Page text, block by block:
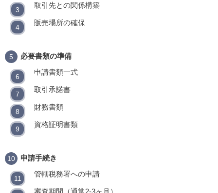
取引先との関係構築
販売場所の確保
必要書類の準備
申請書類一式
取引承諾書
財務書類
資格証明書類
申請手続き
管轄税務署への申請
審査期間（通常2-3ヶ月）